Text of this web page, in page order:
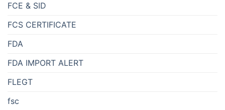
FCE & SID
FCS CERTIFICATE
FDA
FDA IMPORT ALERT
FLEGT
fsc